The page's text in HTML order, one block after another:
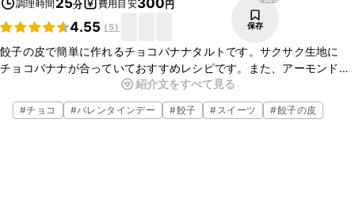
調理時間 分 費用目安 円
4.55 ( 5) 保存
餃子の皮で簡単に作れるチョコバナナタルトです。サクサク生地に
チョコバナナが合っていておすすめレシピです。また、アーモンドス
ライス、ドライフルーツなど入れていただいても美味しいですよ。ビ
ターチョコで甘さひかえめにもできます。
紹介文をすべて見る
#チョコ #バレンタインデー #餃子 #スイーツ #餃子の皮